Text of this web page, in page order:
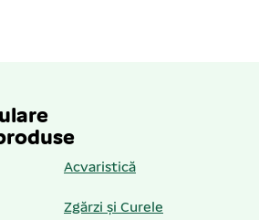
Acvaristică
Zgărzi și Curele